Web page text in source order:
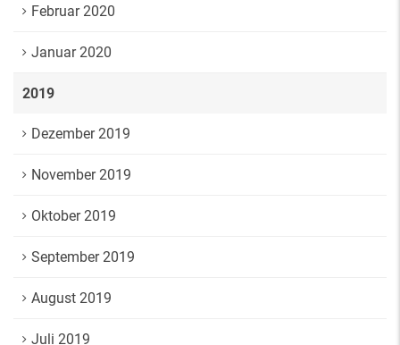
Februar 2020
Januar 2020
2019
Dezember 2019
November 2019
Oktober 2019
September 2019
August 2019
Juli 2019